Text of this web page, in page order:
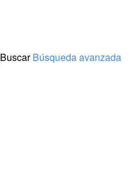
Buscar Búsqueda avanzada